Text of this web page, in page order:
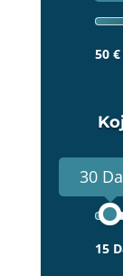
50 €
30
15